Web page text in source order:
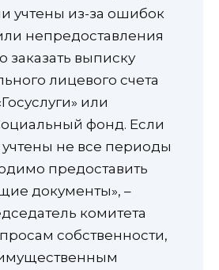
учтены из-за ошибок
непредоставления
заказать выписку
лицевого счета
или
фонд. Если
учтены не все периоды
предоставить
документы», –
комитета
собственности,